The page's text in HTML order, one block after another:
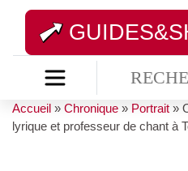
Accueil » Chronique » Portrait »
lyrique et professeur de chant à